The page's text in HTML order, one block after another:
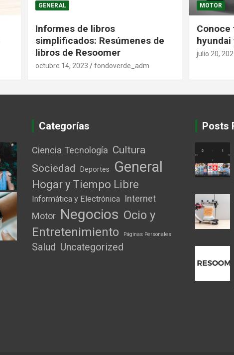
GENERAL
Informes de libros
simplificados: Resúmenes de
libros de Resoomer
octubre 14, 2023 fondoverde_adm
MOTOR
Conoce
julio 20,
Categorías
Ciencia Tecnología Cultura
Sociedad
Deportes General
Hogar y Tiempo Libre
Informática y Electrónica Internet
Motor Negocios Ocio y
Entretenimiento
Páginas Personales
Salud Uncategorized
Posts